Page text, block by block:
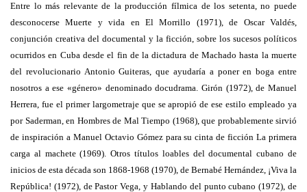
Entre lo más relevante de la producción fílmica de los setenta, no puede
desconocerse Muerte y vida en El Morrillo (1971), de Oscar Valdés,
conjunción creativa del documental y la ficción, sobre los sucesos políticos
ocurridos en Cuba desde el fin de la dictadura de Machado hasta la muerte
del revolucionario Antonio Guiteras, que ayudaría a poner en boga entre
nosotros a ese «género» denominado docudrama. Girón (1972), de Manuel
Herrera, fue el primer largometraje que se apropió de ese estilo empleado ya
por Saderman, en Hombres de Mal Tiempo (1968), que probablemente sirvió
de inspiración a Manuel Octavio Gómez para su cinta de ficción La primera
carga al machete (1969). Otros títulos loables del documental cubano de
inicios de esta década son 1868-1968 (1970), de Bernabé Hernández, ¡Viva la
República! (1972), de Pastor Vega, y Hablando del punto cubano (1972), de